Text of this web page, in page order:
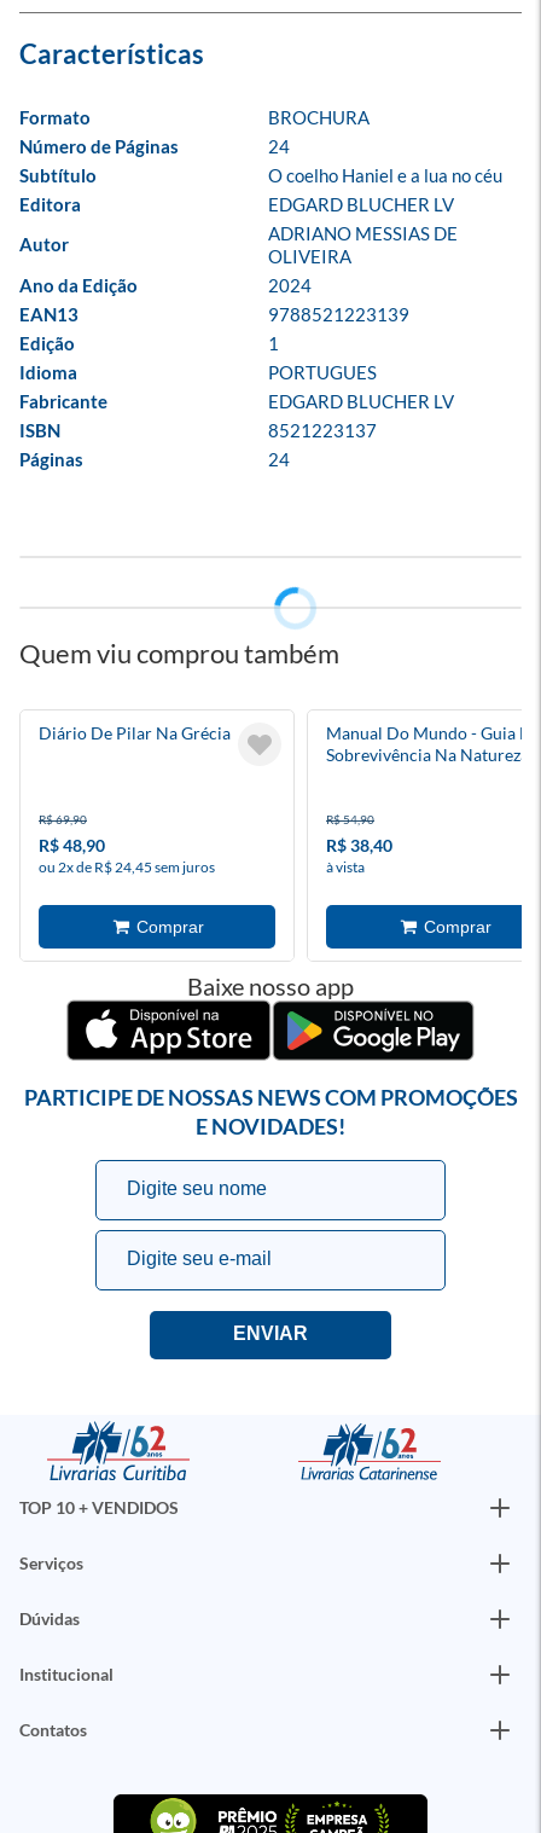
Formato
BROCHURA
Número de Páginas
24
Subtítulo
O coelho Haniel e a lua no céu
Editora
EDGARD BLUCHER LV
Autor
ADRIANO MESSIAS DE
OLIVEIRA
Ano da Edição
2024
EAN13
9788521223139
Edição
1
Idioma
PORTUGUES
Fabricante
EDGARD BLUCHER LV
ISBN
8521223137
Páginas
24
Quem viu comprou também
Diário De Pilar Na Grécia
R$ 69,90
R$ 48,90
ou 2x de R$ 24,45 sem juros
Manual Do Mundo - Guia De
Sobrevivência Na Natureza
R$ 54,90
R$ 38,40
à vista
Baixe nosso app
PARTICIPE DE NOSSAS NEWS COM PROMOÇÕES
E NOVIDADES!
TOP 10 + VENDIDOS
Serviços
Dúvidas
Institucional
Contatos